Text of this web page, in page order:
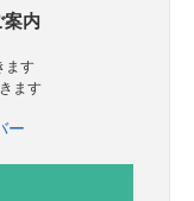
内
ます
ます
ー